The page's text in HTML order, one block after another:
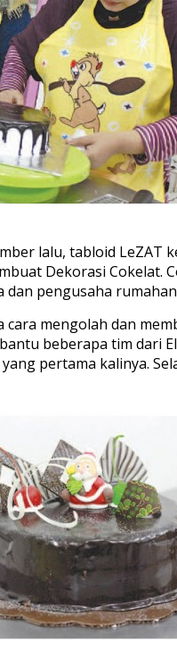
lalu, tabloid LeZAT
Dekorasi Cokelat.
pengusaha rumahan
mengolah dan
beberapa tim dari
pertama kalinya.